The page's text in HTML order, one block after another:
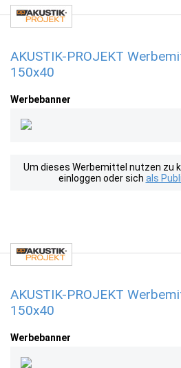
AKUSTIK-PROJEKT
150x40
Werbebanner
Um dieses Werbemittel nutzen zu
einloggen oder sich als
AKUSTIK-PROJEKT
150x40
Werbebanner